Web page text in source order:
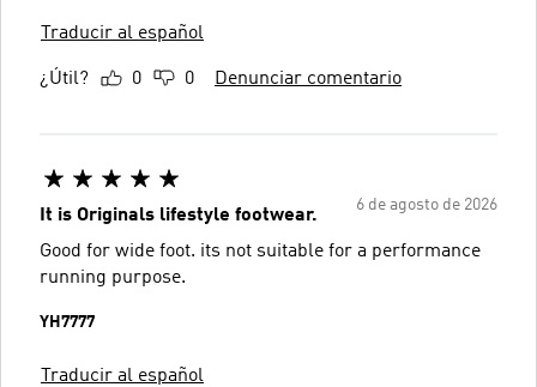
Traducir al español
¿Útil? 0 0 Denunciar comentario
6 de agosto de 2026
It is Originals lifestyle footwear.
Good for wide foot. its not suitable for a performance
running purpose.
YH7777
Traducir al español